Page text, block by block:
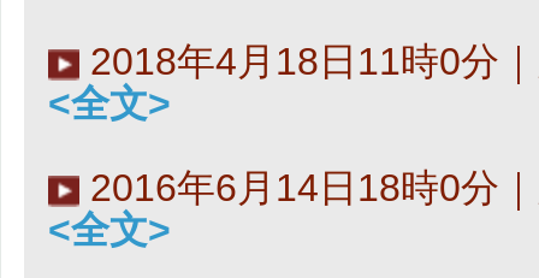
2018年4月18日11時0分
<全文>
2016年6月14日18時0分
<全文>